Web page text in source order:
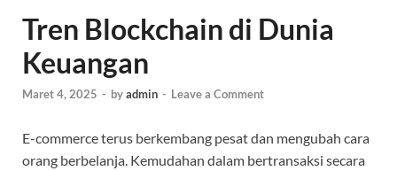
Tren Blockchain di Dunia
Keuangan
Maret 4, 2025 - byadmin - Leave a Comment
E-commerce terus berkembang pesat dan mengubah cara
orang berbelanja. Kemudahan dalam bertransaksi secara